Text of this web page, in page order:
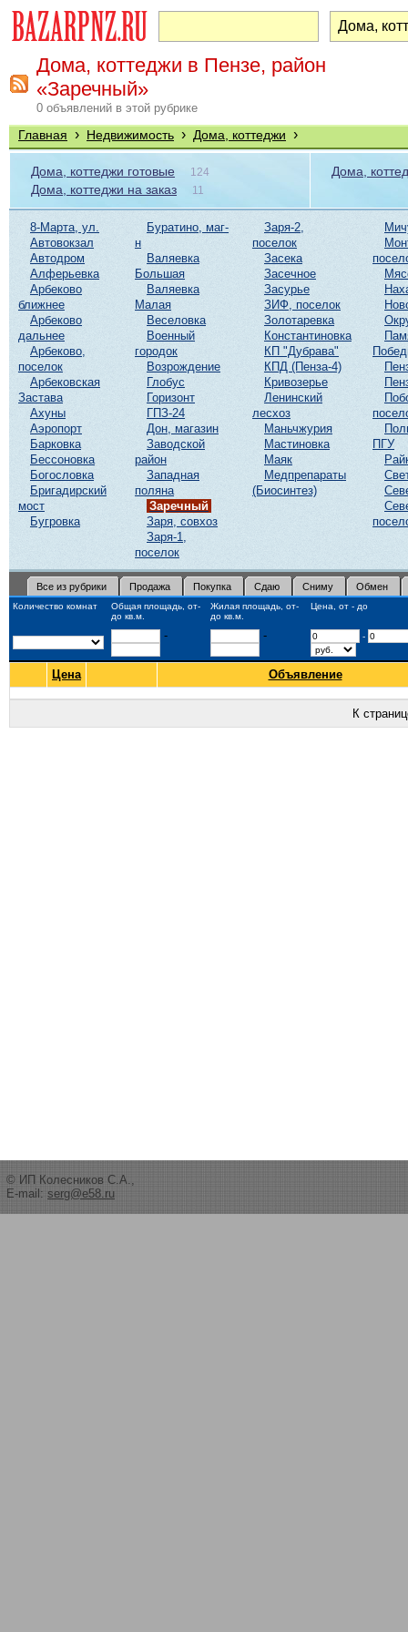
Дома, коттеджи в Пензе, район
«Заречный»
0 объявлений в этой рубрике
Главная › Недвижимость › Дома, коттеджи ›
Дома, коттеджи готовые 124
Дома, коттеджи на заказ 11
Дома,
8-Марта, ул.
Автовокзал
Автодром
Алферьевка
Арбеково
ближнее
Арбеково
дальнее
Арбеково,
поселок
Арбековская
Застава
Ахуны
Аэропорт
Барковка
Бессоновка
Богословка
Бригадирский
мост
Бугровка
Буратино, маг-
н
Валяевка
Большая
Валяевка
Малая
Веселовка
Военный
городок
Возрождение
Глобус
Горизонт
ГПЗ-24
Дон, магазин
Заводской
район
Западная
поляна
Заречный
Заря, совхоз
Заря-1,
поселок
Заря-2,
поселок
Засека
Засечное
Засурье
ЗИФ, поселок
Золотаревка
Константиновка
КП "Дубрава"
КПД (Пенза-4)
Кривозерье
Ленинский
лесхоз
Маньчжурия
Мастиновка
Маяк
Медпрепараты
(Биосинтез)
ПГУ
Все из рубрики Продажа Покупка Сдаю Сниму Обмен
Количество комнат
Общая площадь, от-
до кв.м.
Жилая площадь, от-
до кв.м.
Цена, от - до
- - -
Цена Объявление
К
© ИП Колесников С.А.,
E-mail: serg@e58.ru